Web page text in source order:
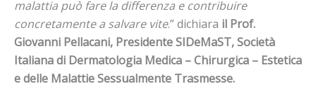
malattia può fare la differenza e contribuire
concretamente a salvare vite.” dichiara il Prof.
Giovanni Pellacani, Presidente SIDeMaST, Società
Italiana di Dermatologia Medica – Chirurgica – Estetica
e delle Malattie Sessualmente Trasmesse.